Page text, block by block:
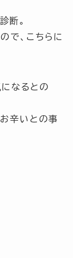
断。
で、こちらに
なるとの
辛いとの事